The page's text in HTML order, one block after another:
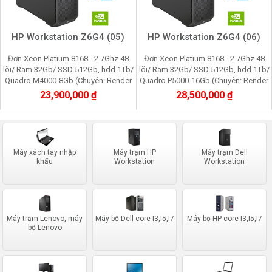
HP Workstation Z6G4 (05)
Đơn Xeon Platium 8168 - 2.7Ghz 48
lõi/ Ram 32Gb/ SSD 512Gb, hdd 1Tb/
Quadro M4000-8Gb (Chuyên: Render
3d, film 4K, máy ảo vmware, cầy
youtube, faceboo
23,900,000 ₫
HP Workstation Z6G4 (06)
Đơn Xeon Platium 8168 - 2.7Ghz 48
lõi/ Ram 32Gb/ SSD 512Gb, hdd 1Tb/
Quadro P5000-16Gb (Chuyên: Render
3d, film 4K, máy ảo vmware, cầy
youtube, facebo
28,500,000 ₫
Máy xách tay nhập
khẩu
Máy trạm HP
Workstation
Máy trạm Dell
Workstation
Máy trạm Lenovo, máy
bộ Lenovo
Máy bộ Dell core I3,I5,I7 Máy bộ HP core I3,I5,I7